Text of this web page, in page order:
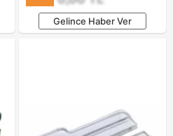
Gelince Haber Ver